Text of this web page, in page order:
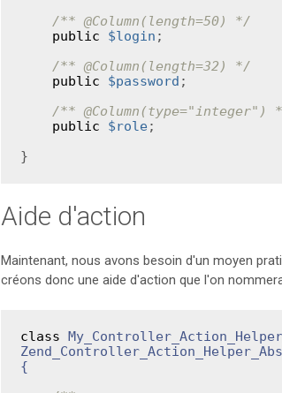
/** @Column(length=50) */
public
$login ;
/** @Column(length=32) */
public
$password ;
/** @Column(type="integer")
public
$role;
}
Aide d'action
Maintenant, nous avons besoin d'un moyen
créons donc une aide d'action que l'on
class
{